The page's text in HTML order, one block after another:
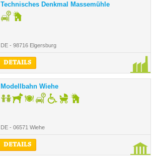
Technisches Denkmal Massemühle
DE - 98716 Elgersburg
DETAILS
Modellbahn Wiehe
DE - 06571 Wiehe
DETAILS